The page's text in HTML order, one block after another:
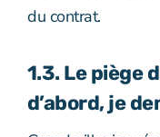
du contrat.
1.3. Le piège
d’abord, je